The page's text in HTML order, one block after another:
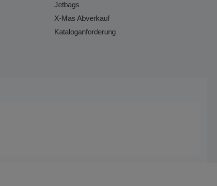
Jetbags
X-Mas Abverkauf
Kataloganforderung